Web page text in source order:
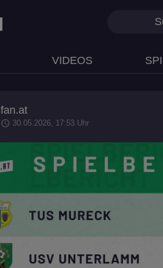
VIDEOS
fan.at
schedule 30.05.2026, 17:53 Uhr